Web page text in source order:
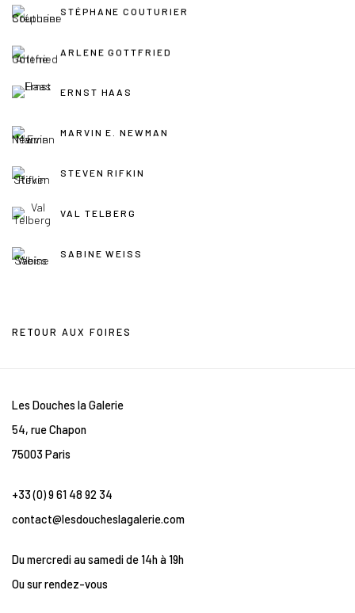
STÉPHANE COUTURIER
ARLENE GOTTFRIED
ERNST HAAS
MARVIN E. NEWMAN
STEVEN RIFKIN
VAL TELBERG
SABINE WEISS
RETOUR AUX FOIRES
Les Douches la Galerie
54, rue Chapon
75003 Paris
+33 (0) 9 61 48 92 34
contact@lesdoucheslagalerie.com
Du mercredi au samedi de 14h à 19h
Ou sur rendez-vous